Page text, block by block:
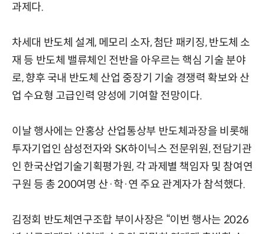
과제다.
차세대 반도체 설계, 메모리 소자, 첨단 패키징, 반도체 소
재 등 반도체 밸류체인 전반을 아우르는 핵심 기술 분야
로, 향후 국내 반도체 산업 중장기 기술 경쟁력 확보와 산
업 수요형 고급인력 양성에 기여할 전망이다.
이날 행사에는 안홍상 산업통상부 반도체과장을 비롯해
투자기업인 삼성전자와 SK하이닉스 전문위원, 전담기관
인 한국산업기술기획평가원, 각 과제별 책임자 및 참여연
구원 등 총 200여명 산·학·연 주요 관계자가 참석했다.
김정회 반도체연구조합 부이사장은 “이번 행사는 2026